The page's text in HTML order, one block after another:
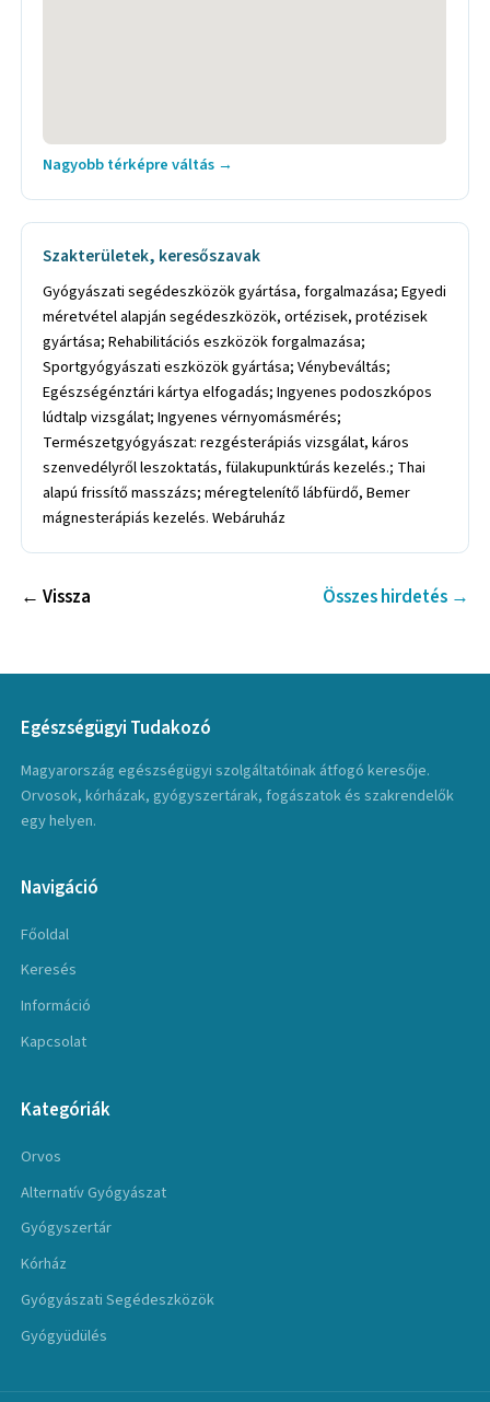
Nagyobb térképre váltás →
Szakterületek, keresőszavak
Gyógyászati segédeszközök gyártása, forgalmazása; Egyedi
méretvétel alapján segédeszközök, ortézisek, protézisek
gyártása; Rehabilitációs eszközök forgalmazása;
Sportgyógyászati eszközök gyártása; Vénybeváltás;
Egészségénztári kártya elfogadás; Ingyenes podoszkópos
lúdtalp vizsgálat; Ingyenes vérnyomásmérés;
Természetgyógyászat: rezgésterápiás vizsgálat, káros
szenvedélyről leszoktatás, fülakupunktúrás kezelés.; Thai
alapú frissítő masszázs; méregtelenítő lábfürdő, Bemer
mágnesterápiás kezelés. Webáruház
← Vissza Összes hirdetés →
Egészségügyi Tudakozó
Magyarország egészségügyi szolgáltatóinak átfogó keresője.
Orvosok, kórházak, gyógyszertárak, fogászatok és szakrendelők
egy helyen.
Navigáció
Főoldal
Keresés
Információ
Kapcsolat
Kategóriák
Orvos
Alternatív Gyógyászat
Gyógyszertár
Kórház
Gyógyászati Segédeszközök
Gyógyüdülés